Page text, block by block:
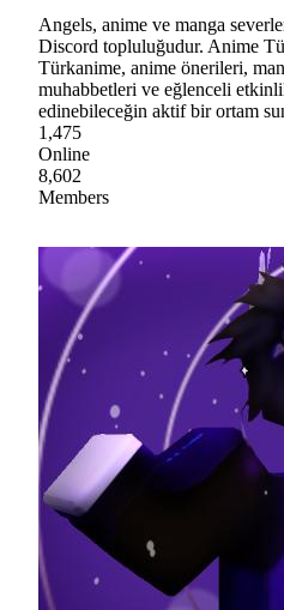
Angels, anime ve manga
Discord topluluğudur. Anime
Türkanime, anime önerileri,
muhabbetleri ve eğlenceli
edinebileceğin aktif bir ortam
1,475
Online
8,602
Members